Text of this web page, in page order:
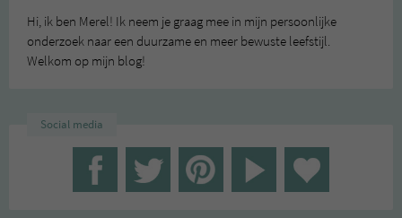
Hi, ik ben Merel! Ik neem je graag mee in mijn persoonlijke
onderzoek naar een duurzame en meer bewuste leefstijl.
Welkom op mijn blog!
Social media